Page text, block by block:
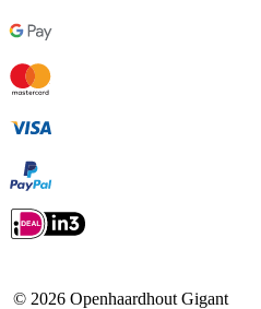
© 2026Openhaardhout Gigant